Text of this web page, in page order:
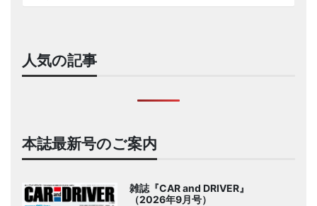
人気の記事
本誌最新号のご案内
雑誌『CAR and DRIVER』
（2026年9月号）